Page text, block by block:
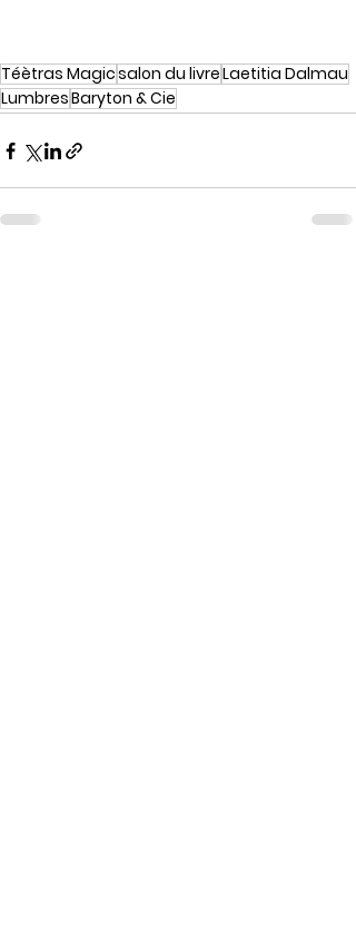
Téètras Magicsalon du livreLaetitia Dalmau
LumbresBaryton & Cie